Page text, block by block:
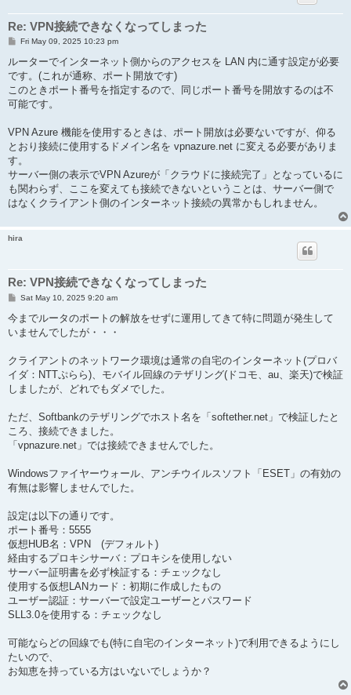
Re: VPN接続できなくなってしまった
P
s
Fri May 09, 2025 10:23 pm
ルーターでインターネット側からのアクセスを LAN 内に通す設定が必要
です。(これが通称、ポート開放です)
このときポート番号を指定するので、同じポート番号を開放するのは不
可能です。
VPN Azure 機能を使用するときは、ポート開放は必要ないですが、仰る
とおり接続に使用するドメイン名を vpnazure.net に変える必要がありま
す。
サーバー側の表示でVPN Azureが「クラウドに接続完了」となっているに
も関わらず、ここを変えても接続できないということは、サーバー側で
はなくクライアント側のインターネット接続の異常かもしれません。
hira
Re: VPN接続できなくなってしまった
P
s
Sat May 10, 2025 9:20 am
今までルータのポートの解放をせずに運用してきて特に問題が発生して
いませんでしたが・・・
クライアントのネットワーク環境は通常の自宅のインターネット(プロバ
イダ：NTTぷらら)、モバイル回線のテザリング(ドコモ、au、楽天)で検証
しましたが、どれでもダメでした。
ただ、Softbankのテザリングでホスト名を「softether.net」で検証したと
ころ、接続できました。
「vpnazure.net」では接続できませんでした。
Windowsファイヤーウォール、アンチウイルスソフト「ESET」の有効の
有無は影響しませんでした。
設定は以下の通りです。
ポート番号：5555
仮想HUB名：VPN (デフォルト)
経由するプロキシサーバ：プロキシを使用しない
サーバー証明書を必ず検証する：チェックなし
使用する仮想LANカード：初期に作成したもの
ユーザー認証：サーバーで設定ユーザーとパスワード
SLL3.0を使用する：チェックなし
可能ならどの回線でも(特に自宅のインターネット)で利用できるようにし
たいので、
お知恵を持っている方はいないでしょうか？